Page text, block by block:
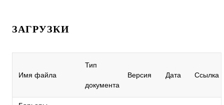
ЗАГРУЗКИ
Имя файла
Тип
документа
Версия Дата Ссылка